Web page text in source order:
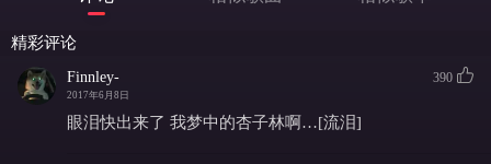
精彩评论
Finnley-
2017年6月8日
390
眼泪快出来了 我梦中的杏子林啊…[流泪]